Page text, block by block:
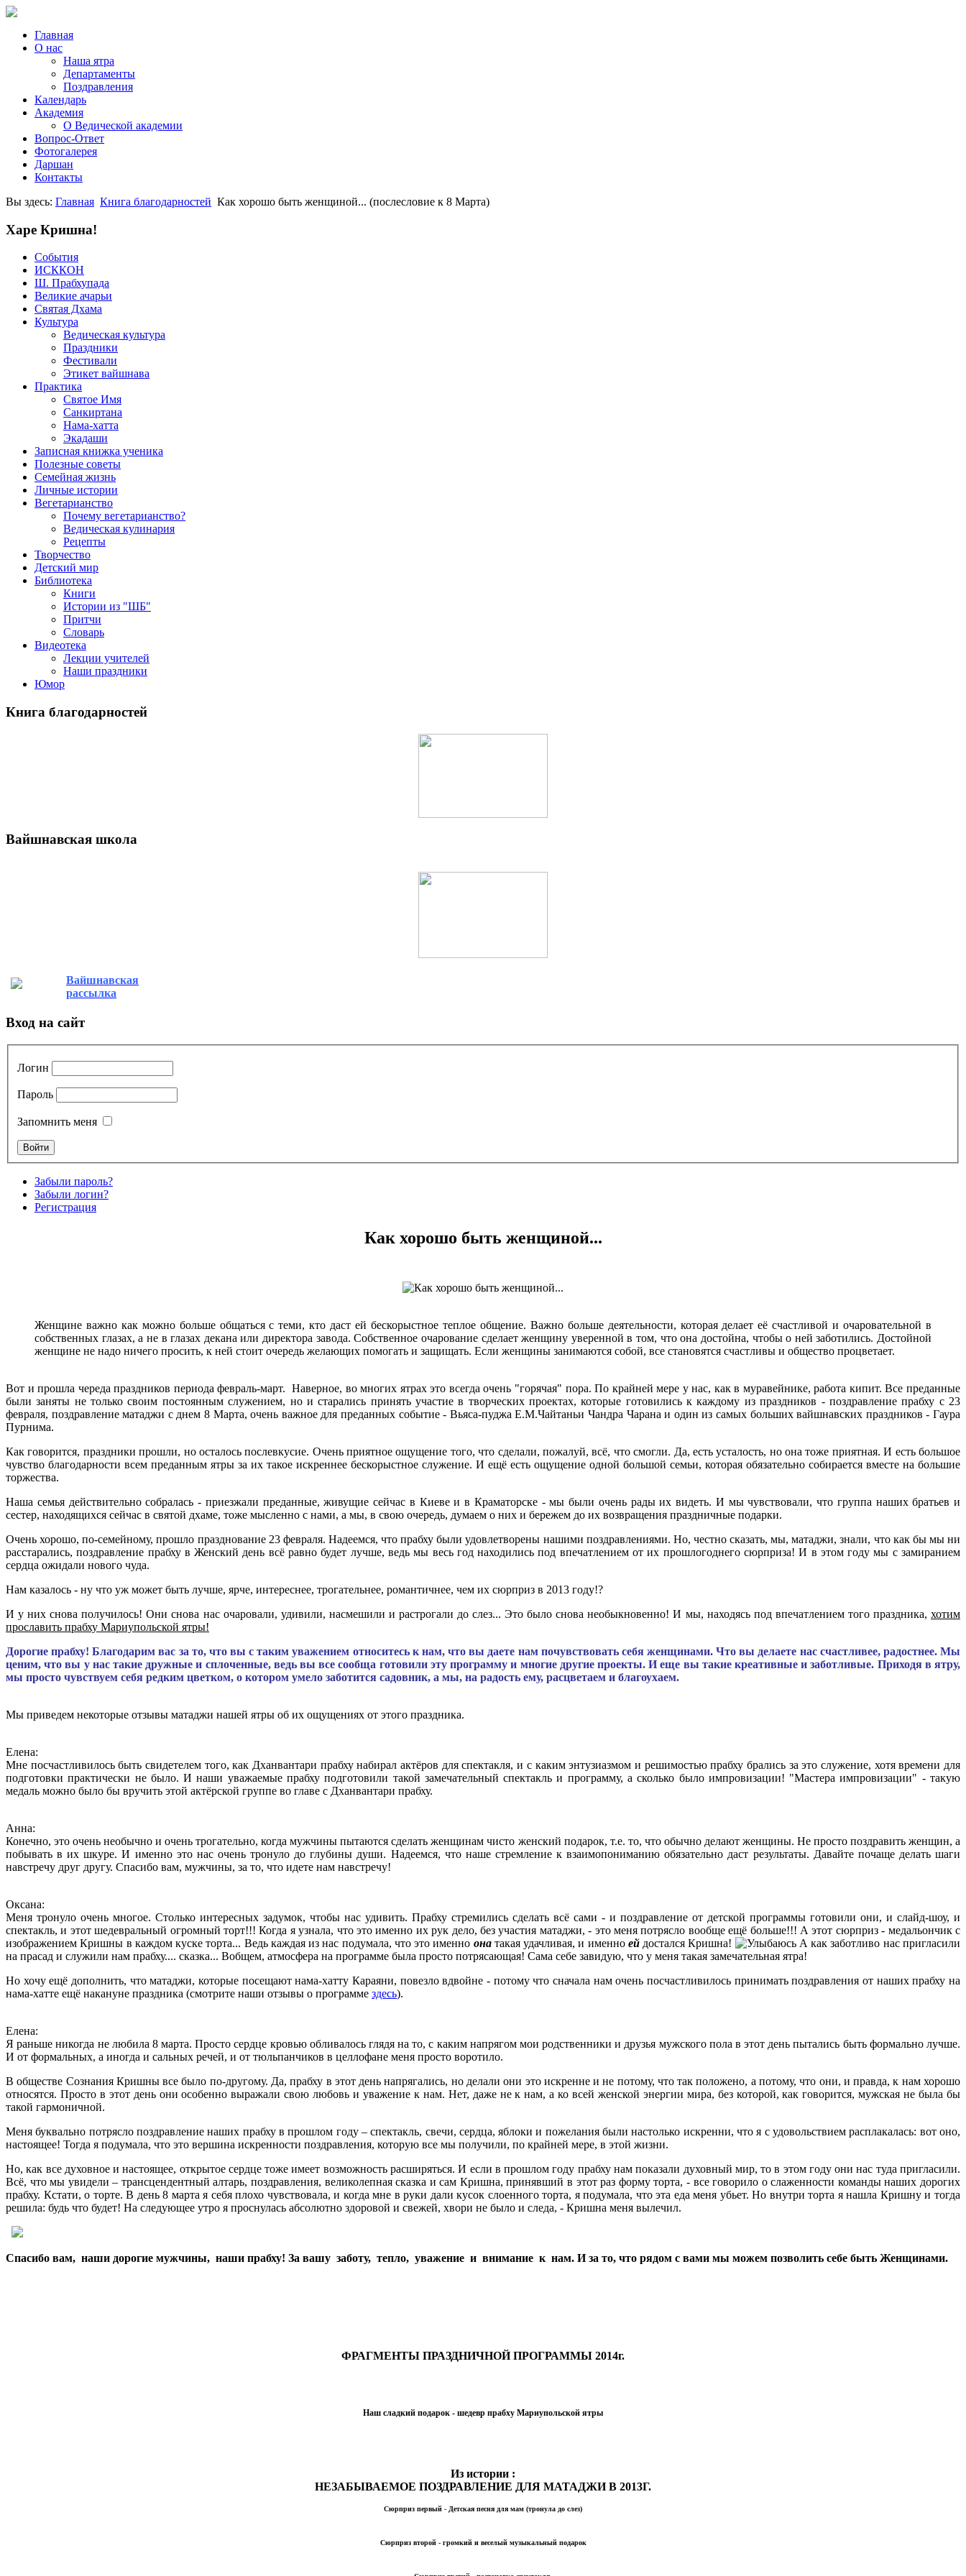
Главная
О нас
Наша ятра
Департаменты
Поздравления
Календарь
Академия
О Ведической академии
Вопрос-Ответ
Фотогалерея
Даршан
Контакты
Вы здесь: Главная Книга благодарностей Как хорошо быть женщиной... (послесловие к 8 Марта)
Харе Кришна!
События
ИСККОН
Ш. Прабхупада
Великие ачарьи
Святая Дхама
Культура
Ведическая культура
Праздники
Фестивали
Этикет вайшнава
Практика
Святое Имя
Санкиртана
Нама-хатта
Экадаши
Записная книжка ученика
Полезные советы
Семейная жизнь
Личные истории
Вегетарианство
Почему вегетарианство?
Ведическая кулинария
Рецепты
Творчество
Детский мир
Библиотека
Книги
Истории из "ШБ"
Притчи
Словарь
Видеотека
Лекции учителей
Наши праздники
Юмор
Книга благодарностей
Вайшнавская школа
Вайшнавская
рассылка
Вход на сайт
Логин
Пароль
Запомнить меня
Забыли пароль?
Забыли логин?
Регистрация
Как хорошо быть женщиной...
Женщине важно как можно больше общаться с теми, кто даст ей бескорыстное теплое общение. Важно больше деятельности, которая делает её счастливой и очаровательной в
собственных глазах, а не в глазах декана или директора завода. Собственное очарование сделает женщину уверенной в том, что она достойна, чтобы о ней заботились. Достойной
женщине не надо ничего просить, к ней стоит очередь желающих помогать и защищать. Если женщины занимаются собой, все становятся счастливы и общество процветает.
Вот и прошла череда праздников периода февраль-март. Наверное, во многих ятрах это всегда очень "горячая" пора. По крайней мере у нас, как в муравейнике, работа кипит. Все преданные
были заняты не только своим постоянным служением, но и старались принять участие в творческих проектах, которые готовились к каждому из праздников - поздравление прабху с 23
февраля, поздравление матаджи с днем 8 Марта, очень важное для преданных событие - Вьяса-пуджа Е.М.Чайтаньи Чандра Чарана и один из самых больших вайшнавских праздников - Гаура
Пурнима.
Как говорится, праздники прошли, но осталось послевкусие. Очень приятное ощущение того, что сделали, пожалуй, всё, что смогли. Да, есть усталость, но она тоже приятная. И есть большое
чувство благодарности всем преданным ятры за их такое искреннее бескорыстное служение. И ещё есть ощущение одной большой семьи, которая обязательно собирается вместе на большие
торжества.
Наша семья действительно собралась - приезжали преданные, живущие сейчас в Киеве и в Краматорске - мы были очень рады их видеть. И мы чувствовали, что группа наших братьев и
сестер, находящихся сейчас в святой дхаме, тоже мысленно с нами, а мы, в свою очередь, думаем о них и бережем до их возвращения праздничные подарки.
Очень хорошо, по-семейному, прошло празднование 23 февраля. Надеемся, что прабху были удовлетворены нашими поздравлениями. Но, честно сказать, мы, матаджи, знали, что как бы мы ни
расстарались, поздравление прабху в Женский день всё равно будет лучше, ведь мы весь год находились под впечатлением от их прошлогоднего сюрприза! И в этом году мы с замиранием
сердца ожидали нового чуда.
Нам казалось - ну что уж может быть лучше, ярче, интереснее, трогательнее, романтичнее, чем их сюрприз в 2013 году!?
И у них снова получилось! Они снова нас очаровали, удивили, насмешили и растрогали до слез... Это было снова необыкновенно! И мы, находясь под впечатлением того праздника, хотим
прославить прабху Мариупольской ятры!
Дорогие прабху! Благодарим вас за то, что вы с таким уважением относитесь к нам, что вы даете нам почувствовать себя женщинами. Что вы делаете нас счастливее, радостнее. Мы
ценим, что вы у нас такие дружные и сплоченные, ведь вы все сообща готовили эту программу и многие другие проекты. И еще вы такие креативные и заботливые. Приходя в ятру,
мы просто чувствуем себя редким цветком, о котором умело заботится садовник, а мы, на радость ему, расцветаем и благоухаем.
Мы приведем некоторые отзывы матаджи нашей ятры об их ощущениях от этого праздника.
Елена:
Мне посчастливилось быть свидетелем того, как Дханвантари прабху набирал актёров для спектакля, и с каким энтузиазмом и решимостью прабху брались за это служение, хотя времени для
подготовки практически не было. И наши уважаемые прабху подготовили такой замечательный спектакль и программу, а сколько было импровизации! "Мастера импровизации" - такую
медаль можно было бы вручить этой актёрской группе во главе с Дханвантари прабху.
Анна:
Конечно, это очень необычно и очень трогательно, когда мужчины пытаются сделать женщинам чисто женский подарок, т.е. то, что обычно делают женщины. Не просто поздравить женщин, а
побывать в их шкуре. И именно это нас очень тронуло до глубины души. Надеемся, что наше стремление к взаимопониманию обязательно даст результаты. Давайте почаще делать шаги
навстречу друг другу. Спасибо вам, мужчины, за то, что идете нам навстречу!
Оксана:
Меня тронуло очень многое. Столько интересных задумок, чтобы нас удивить. Прабху стремились сделать всё сами - и поздравление от детской программы готовили они, и слайд-шоу, и
спектакль, и этот шедевральный огромный торт!!! Когда я узнала, что это именно их рук дело, без участия матаджи, - это меня потрясло вообще ещё больше!!! А этот сюрприз - медальончик с
изображением Кришны в каждом куске торта... Ведь каждая из нас подумала, что это именно онатакая удачливая, и именно ейдостался Кришна!
А как заботливо нас пригласили
на прасад и служили нам прабху.... сказка... Вобщем, атмосфера на программе была просто потрясающая! Сама себе завидую, что у меня такая замечательная ятра!
Но хочу ещё дополнить, что матаджи, которые посещают нама-хатту Караяни, повезло вдвойне - потому что сначала нам очень посчастливилось принимать поздравления от наших прабху на
нама-хатте ещё накануне праздника (смотрите наши отзывы о программе здесь).
Елена:
Я раньше никогда не любила 8 марта. Просто сердце кровью обливалось глядя на то, с каким напрягом мои родственники и друзья мужского пола в этот день пытались быть формально лучше.
И от формальных, а иногда и сальных речей, и от тюльпанчиков в целлофане меня просто воротило.
В обществе Сознания Кришны все было по-другому. Да, прабху в этот день напрягались, но делали они это искренне и не потому, что так положено, а потому, что они, и правда, к нам хорошо
относятся. Просто в этот день они особенно выражали свою любовь и уважение к нам. Нет, даже не к нам, а ко всей женской энергии мира, без которой, как говорится, мужская не была бы
такой гармоничной.
Меня буквально потрясло поздравление наших прабху в прошлом году – спектакль, свечи, сердца, яблоки и пожелания были настолько искренни, что я с удовольствием расплакалась: вот оно,
настоящее! Тогда я подумала, что это вершина искренности поздравления, которую все мы получили, по крайней мере, в этой жизни.
Но, как все духовное и настоящее, открытое сердце тоже имеет возможность расширяться. И если в прошлом году прабху нам показали духовный мир, то в этом году они нас туда пригласили.
Всё, что мы увидели – трансцендентный алтарь, поздравления, великолепная сказка и сам Кришна, принявший в этот раз форму торта, - все говорило о слаженности команды наших дорогих
прабху. Кстати, о торте. В день 8 марта я себя плохо чувствовала, и когда мне в руки дали кусок слоенного торта, я подумала, что эта еда меня убьет. Но внутри торта я нашла Кришну и тогда
решила: будь что будет! На следующее утро я проснулась абсолютно здоровой и свежей, хвори не было и следа, - Кришна меня вылечил.
Спасибо вам, наши дорогие мужчины, наши прабху! За вашу заботу, тепло, уважение и внимание к нам. И за то, что рядом с вами мы можем позволить себе быть Женщинами.
ФРАГМЕНТЫ ПРАЗДНИЧНОЙ ПРОГРАММЫ 2014г.
Наш сладкий подарок - шедевр прабху Мариупольской ятры
Из истории :
НЕЗАБЫВАЕМОЕ ПОЗДРАВЛЕНИЕ ДЛЯ МАТАДЖИ В 2013Г.
Сюрприз первый - Детская песня для мам (тронула до слез)
Сюрприз второй - громкий и веселый музыкальный подарок